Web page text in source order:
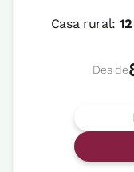
Casa rural: 12
Des de